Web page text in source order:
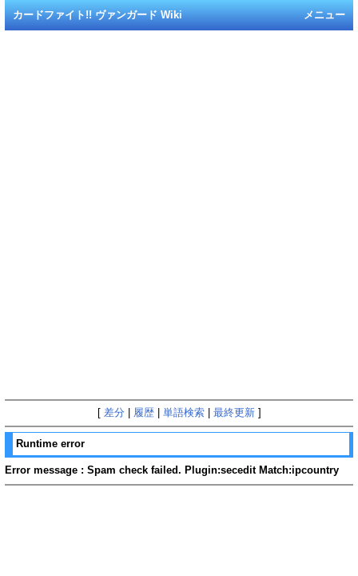
メニュー
カードファイト!! ヴァンガード Wiki
[ 差分 履歴| 単語検索| 最終更新]
Runtime error
Error message : Spam check failed. Plugin:secedit Match:ipcountry